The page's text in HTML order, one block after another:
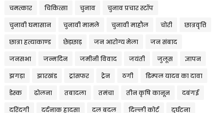
चमत्कार चिकित्सा चुनाव चुनाव प्रचार स्टॉप
चुनावी घमासान चुनावी मामले चुनावी माहौल चोरी छात्रवृत्ति
छात्रा हत्याकाण्ड छेड़छाड़ जन आरोग्य मेला जन संबाद
जनसभा जन्मदिन जमीनी विवाद जयंती जुलूस ज्ञापन
झगड़ा झारखंड ट्रांसफर ट्रेन ठगी डिम्पल यादव का दावा
डेस्क ढोलना तबादला तमंचा तीन कृषि कानून दबंगई
दरिंदगी दर्दनाक हादसा दल बदल दिल्ली कोर्ट दुर्घटना